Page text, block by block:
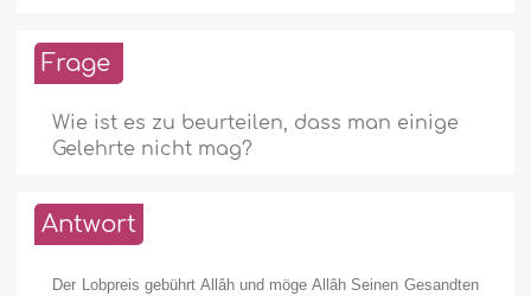
Frage
Wie ist es zu beurteilen, dass man einige
Gelehrte nicht mag?
Antwort
Der Lobpreis gebührt Allâh und möge Allâh Seinen Gesandten